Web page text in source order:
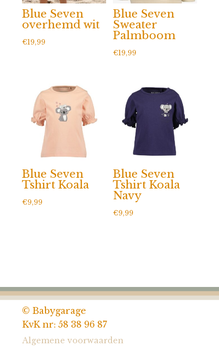
Blue Seven
overhemd wit
€19,99
Blue Seven
Sweater
Palmboom
€19,99
Blue Seven
Tshirt Koala
€9,99
Blue Seven
Tshirt Koala
Navy
€9,99
© Babygarage
KvK nr: 58 38 96 87
Algemene voorwaarden